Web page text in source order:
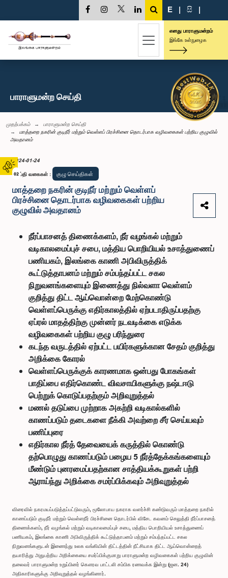
02
E | සි |
எனது பாராளுமன்றம்
இங்கே உள்நுழைக
பாராளுமன்ற செய்தி
முதற்பக்கம்
பாராளுமன்ற செய்தி
மாத்தறை நகரின் குடிநீர் மற்றும் வெள்ளப் பிரச்சினை தொடர்பாக வழிவகைகள் பற்றிய குழுவில்
அவதானம்
2024-01-24
செய்தி வகைகள் : குழு செய்திகள்
மாத்தறை நகரின் குடிநீர் மற்றும் வெள்ளப்
பிரச்சினை தொடர்பாக வழிவகைகள் பற்றிய
குழுவில் அவதானம்
நீர்ப்பாசனத் திணைக்களம், நீர் வழங்கல் மற்றும்
வடிகாலமைப்புச் சபை, மத்திய பொறியியல் உசாத்துணைப்
பணியகம், இலங்கை காணி அபிவிருத்திக்
கூட்டுத்தாபனம் மற்றும் சம்பந்தப்பட்ட சகல
நிறுவனங்களையும் இணைத்து நில்வளா வெள்ளம்
குறித்து திட்ட ஆய்வொன்றை மேற்கொண்டு
வெள்ளப்பெருக்கு எதிர்காலத்தில் ஏற்படாதிருப்பதற்கு
ஏப்ரல் மாதத்திற்கு முன்னர் நடவடிக்கை எடுக்க
வழிவகைகள் பற்றிய குழு பரிந்துரை
கடந்த வருடத்தில் ஏற்பட்ட பயிர்களுக்கான சேதம் குறித்து
அறிக்கை கோரல்
வெள்ளப்பெருக்குக் காரணமாக ஒன்பது போகங்கள்
பாதிப்பை எதிர்கொண்ட விவசாயிகளுக்கு நஷ்டஈடு
பெற்றுக் கொடுப்பதற்கும் அறிவுறுத்தல்
மணல் தடுப்பை முற்றாக அகற்றி வடிகால்களில்
காணப்படும் தடைகளை நீக்கி அவற்றை சீர் செய்யவும்
பணிப்புரை
எதிர்கால நீர்த் தேவையைக் கருத்தில் கொண்டு
தற்பொழுது காணப்படும் பழைய 5 நீர்த்தேக்கங்களையும்
மீண்டும் புனரமைப்பதற்கான சாத்தியக்கூறுகள் பற்றி
ஆராய்ந்து அறிக்கை சமர்ப்பிக்கவும் அறிவுறுத்தல்
விரைவில் நகரமயப்படுத்தப்பட்டுவரும், மூலோபாய நகராக வளர்ச்சி கண்டுவரும் மாத்தறை நகரில்
காணப்படும் குடிநீர் மற்றும் வெள்ளநீர் பிரச்சினை தொடர்பில் விசேட கவனம் செலுத்தி நீர்ப்பாசனத்
திணைக்களம், நீர் வழங்கல் மற்றும் வடிகாலமைப்புச் சபை, மத்திய பொறியியல் உசாத்துணைப்
பணியகம், இலங்கை காணி அபிவிருத்திக் கூட்டுத்தாபனம் மற்றும் சம்பந்தப்பட்ட சகல
நிறுவனங்களுடன் இணைந்து உலக வங்கியின் திட்டத்தின் நீட்சியாக திட்ட ஆய்வொன்றைத்
தயாரித்து அதுபற்றிய அறிக்கையை சமர்ப்பிக்குமாறு பாராளுமன்ற வழிவகைகள் பற்றிய குழுவின்
தலைவர் பாராளுமன்ற உறுப்பினர் கௌரவ பாட்டலி சம்பிக ரணவக்க இன்று (ஜன. 24)
அதிகாரிகளுக்கு அறிவுறுத்தல் வழங்கினார்.